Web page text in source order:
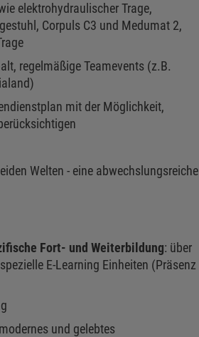
elektrohydraulischer Trage,
Corpuls C3 und Medumat 2,
regelmäßige Teamevents (z.B.
mit der Möglichkeit,
Welten - eine abwechslungsreiche
Fort- und Weiterbildung: über
E-Learning Einheiten (Präsenz
und gelebtes